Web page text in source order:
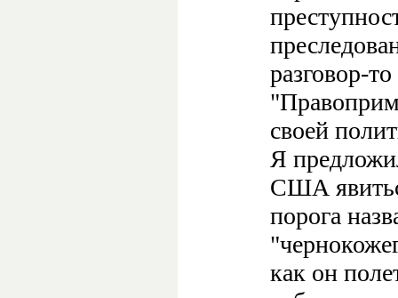
разговор-
своей
Я
США
порога
как он